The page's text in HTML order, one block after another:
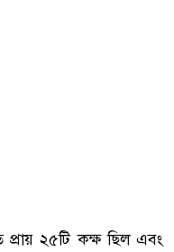
প্রায় ২৫টি কক্ষ ছিল এবং